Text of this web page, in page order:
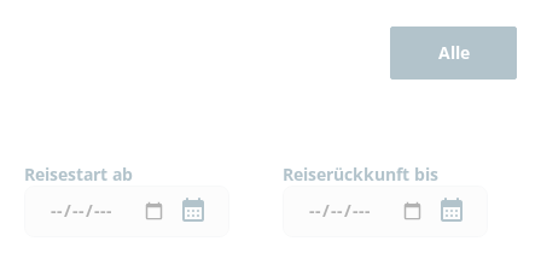
Alle
Reisestart ab Reiserückkunft bis